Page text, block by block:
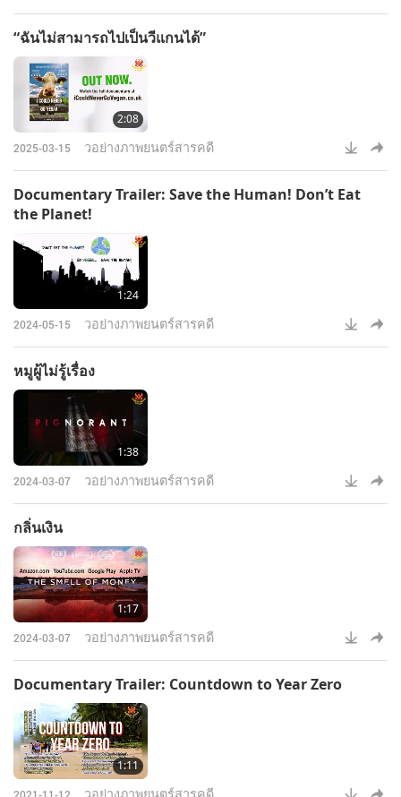
“ฉันไม่สามารถไปเป็นวีแกนได้”
2:08
2025-03-15 วอย่างภาพยนตร์สารคดี
Documentary Trailer: Save the Human! Don’t Eat
the Planet!
1:24
2024-05-15 วอย่างภาพยนตร์สารคดี
หมูผู้ไม่รู้เรื่อง
1:38
2024-03-07 วอย่างภาพยนตร์สารคดี
กลิ่นเงิน
1:17
2024-03-07 วอย่างภาพยนตร์สารคดี
Documentary Trailer: Countdown to Year Zero
1:11
2021-11-12 วอย่างภาพยนตร์สารคดี